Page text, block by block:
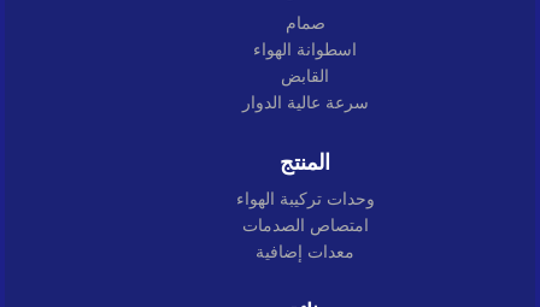
صمام
اسطوانة الهواء
القابض
سرعة عالية الدوار
المنتج
وحدات تركيبة الهواء
امتصاص الصدمات
معدات إضافية